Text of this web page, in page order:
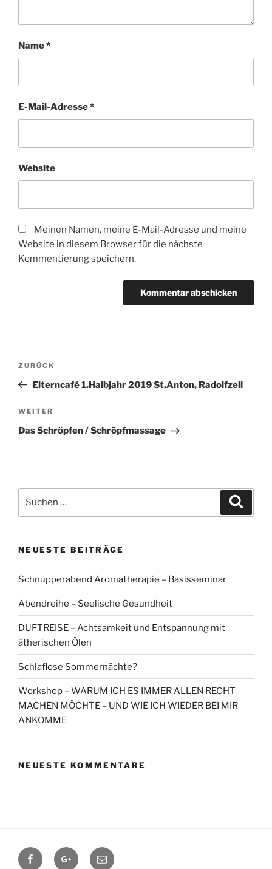
Name*
E-Mail-Adresse*
Website
Meinen Namen, meine E-Mail-Adresse und meine
Website in diesem Browser für die nächste
Kommentierung speichern.
Beitragsnavigation
Vorheriger
Beitrag
ZURÜCK
Elterncafé 1.Halbjahr 2019 St.Anton, Radolfzell
Nächster
Beitrag
WEITER
Das Schröpfen / Schröpfmassage
nach:
NEUESTE BEITRÄGE
Schnupperabend Aromatherapie – Basisseminar
Abendreihe – Seelische Gesundheit
DUFTREISE – Achtsamkeit und Entspannung mit
ätherischen Ölen
Schlaflose Sommernächte?
Workshop – WARUM ICH ES IMMER ALLEN RECHT
MACHEN MÖCHTE – UND WIE ICH WIEDER BEI MIR
ANKOMME
NEUESTE KOMMENTARE
FacebookGoogle+Contact